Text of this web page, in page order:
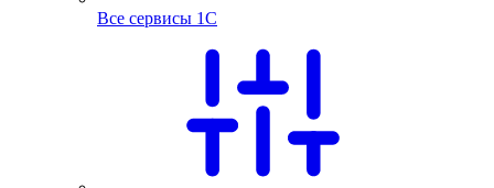
Все сервисы 1С